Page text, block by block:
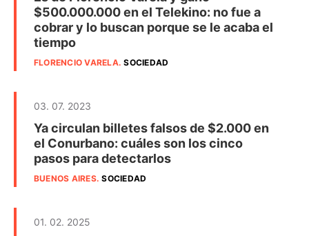
$500.000.000 en el Telekino: no fue a
cobrar y lo buscan porque se le acaba el
tiempo
FLORENCIO VARELA.SOCIEDAD
03. 07. 2023
Ya circulan billetes falsos de $2.000 en
el Conurbano: cuáles son los cinco
pasos para detectarlos
BUENOS AIRES.SOCIEDAD
01. 02. 2025